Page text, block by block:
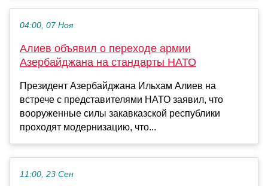
04:00, 07 Ноя
Алиев объявил о переходе армии
Азербайджана на стандарты НАТО
Президент Азербайджана Ильхам Алиев на
встрече с представителями НАТО заявил, что
вооруженные силы закавказской республики
проходят модернизацию, что...
11:00, 23 Сен